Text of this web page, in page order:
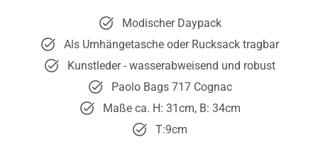
Modischer Daypack
Als Umhängetasche oder Rucksack tragbar
Kunstleder - wasserabweisend und robust
Paolo Bags 717 Cognac
Maße ca. H: 31cm, B: 34cm
T:9cm